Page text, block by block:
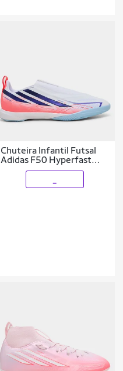
Chuteira Infantil Futsal
Adidas F50 Hyperfast
League LL